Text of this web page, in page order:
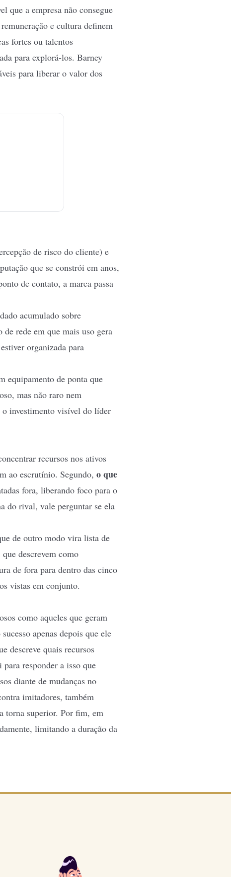
que a empresa não consegue
e cultura definem
fortes ou talentos
para explorá-los. Barney
para liberar o valor dos
de risco do cliente) e
que se constrói em anos,
de contato, a marca passa
acumulado sobre
de rede em que mais uso gera
organizada para
equipamento de ponta que
mas não raro nem
investimento visível do líder
recursos nos ativos
ao escrutínio. Segundo, o que
fora, liberando foco para o
do rival, vale perguntar se ela
de outro modo vira lista de
descrevem como
de fora para dentro das cinco
vistas em conjunto.
como aqueles que geram
apenas depois que ele
descreve quais recursos
responder a isso que
diante de mudanças no
imitadores, também
torna superior. Por fim, em
limitando a duração da